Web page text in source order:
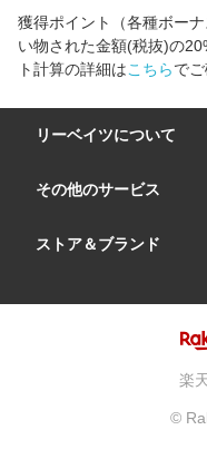
獲得ポイント（各種ボー
い物された金額(税抜)の
ト計算の詳細はこちらでご
リーベイツについて
会社概要
サイトマップ
リーベイツ ポイントア
その他のサービス
楽天市場
ストア＆ブランド
楽
©